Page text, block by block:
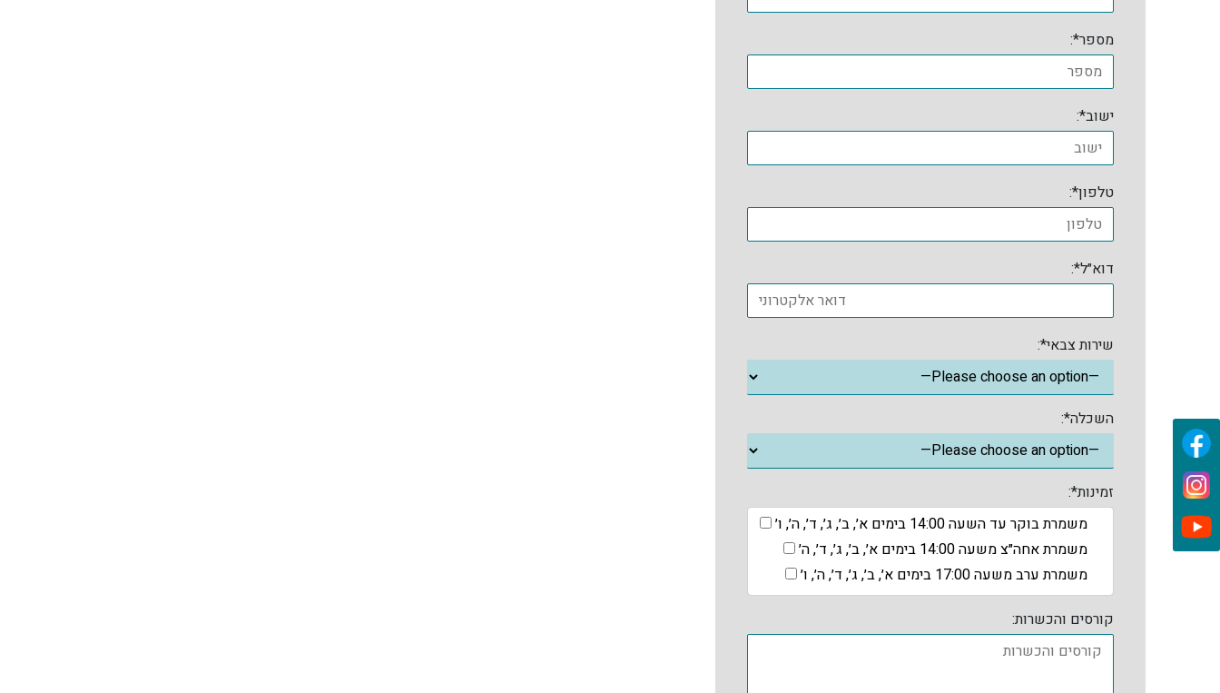
מספר*:
ישוב*:
טלפון*:
דוא״ל*:
שירות צבאי*:
השכלה*:
זמינות*:
משמרת בוקר עד השעה 14:00 בימים א׳, ב׳, ג׳, ד׳, ה׳, ו׳
משמרת אחה״צ משעה 14:00 בימים א׳, ב׳, ג׳, ד׳, ה׳
משמרת ערב משעה 17:00 בימים א׳, ב׳, ג׳, ד׳, ה׳, ו׳
קורסים והכשרות: